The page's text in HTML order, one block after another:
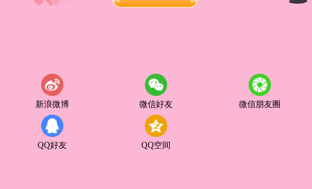
新浪微博 微信好友 微信朋友圈
QQ好友 QQ空间